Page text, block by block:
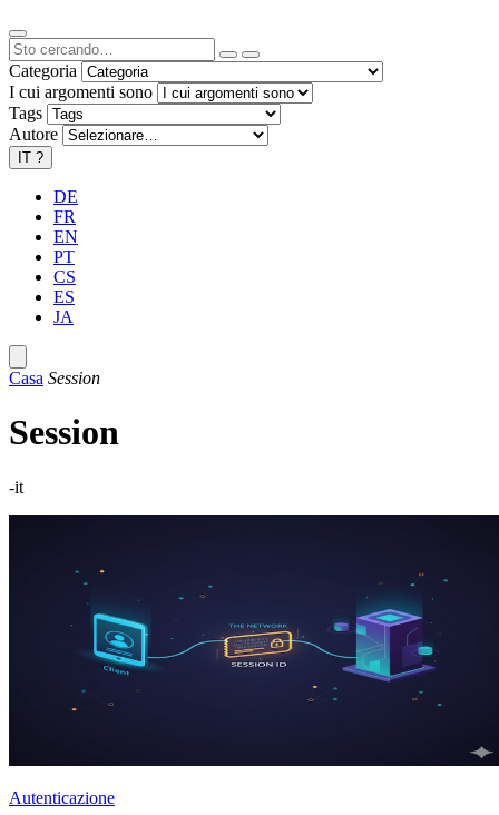
Categoria
I cui argomenti sono
Tags
Autore
IT ?
DE
FR
EN
PT
CS
ES
JA
Casa Session
Session
-it
Autenticazione